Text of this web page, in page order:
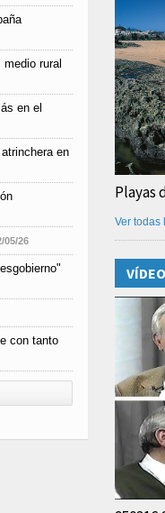
rural
en el
en
05/26
con tanto
Playas
Ver todas